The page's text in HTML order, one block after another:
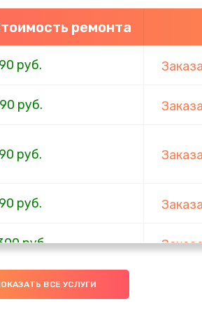
ремонта
руб.
руб.
руб.
руб.
руб.
руб. ВСЕ УСЛУГИ